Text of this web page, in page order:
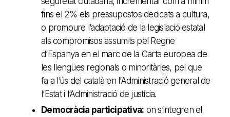
fins el 2% els pressupostos dedicats a cultura,
o promoure l’adaptació de la legislació estatal
als compromisos assumits pel Regne
d’Espanya en el marc de la Carta europea de
les llengües regionals o minoritàries, pel que
fa a l’ús del català en l’Administració general de
l’Estat i l’Administració de justícia.
Democràcia participativa: on s’integren el